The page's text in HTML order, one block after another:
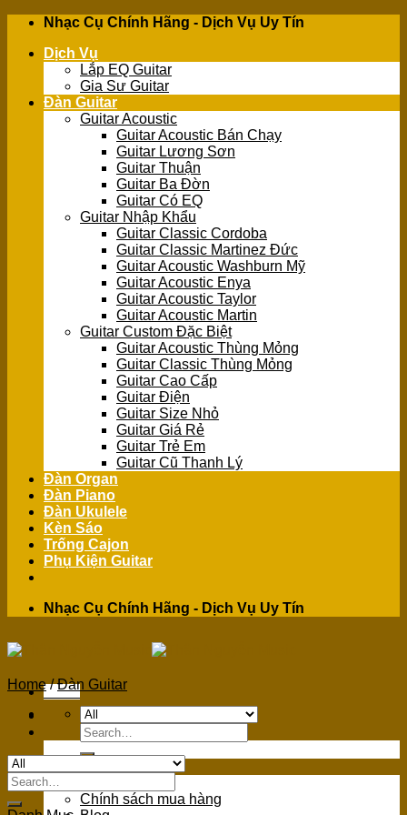
Skip
content
Nhạc Cụ Chính Hãng - Dịch Vụ Uy Tín
Dịch Vụ
Lắp EQ Guitar
Gia Sư Guitar
Đàn Guitar
Guitar Acoustic
Guitar Acoustic Bán Chạy
Guitar Lương Sơn
Guitar Thuận
Guitar Ba Đờn
Guitar Có EQ
Guitar Nhập Khẩu
Guitar Classic Cordoba
Guitar Classic Martinez Đức
Guitar Acoustic Washburn Mỹ
Guitar Acoustic Enya
Guitar Acoustic Taylor
Guitar Acoustic Martin
Guitar Custom Đặc Biệt
Guitar Acoustic Thùng Mỏng
Guitar Classic Thùng Mỏng
Guitar Cao Cấp
Guitar Điện
Guitar Size Nhỏ
Guitar Giá Rẻ
Guitar Trẻ Em
Guitar Cũ Thanh Lý
Đàn Organ
Đàn Piano
Đàn Ukulele
Kèn Sáo
Trống Cajon
Phụ Kiện Guitar
Nhạc Cụ Chính Hãng - Dịch Vụ Uy Tín
Menu
Search
for:
Chính sách mua hàng
Home / Đàn Guitar
Search
for: